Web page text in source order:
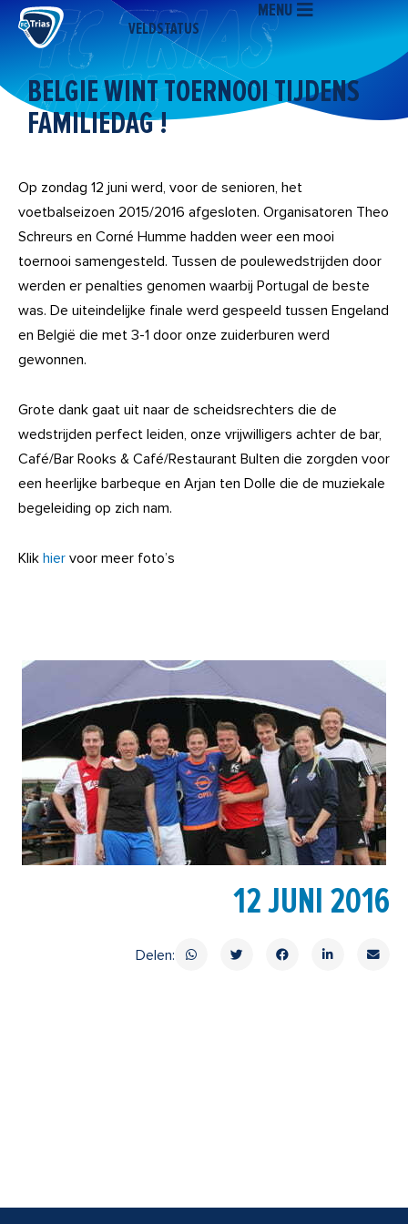
naar
inhoud
VELDSTATUS
MENU
BELGIE WINT TOERNOOI TIJDENS
FAMILIEDAG !
Op zondag 12 juni werd, voor de senioren, het
voetbalseizoen 2015/2016 afgesloten. Organisatoren Theo
Schreurs en Corné Humme hadden weer een mooi
toernooi samengesteld. Tussen de poulewedstrijden door
werden er penalties genomen waarbij Portugal de beste
was. De uiteindelijke finale werd gespeeld tussen Engeland
en België die met 3-1 door onze zuiderburen werd
gewonnen.
Grote dank gaat uit naar de scheidsrechters die de
wedstrijden perfect leiden, onze vrijwilligers achter de bar,
Café/Bar Rooks & Café/Restaurant Bulten die zorgden voor
een heerlijke barbeque en Arjan ten Dolle die de muziekale
begeleiding op zich nam.
Klik hier voor meer foto’s
12 JUNI 2016
Delen: